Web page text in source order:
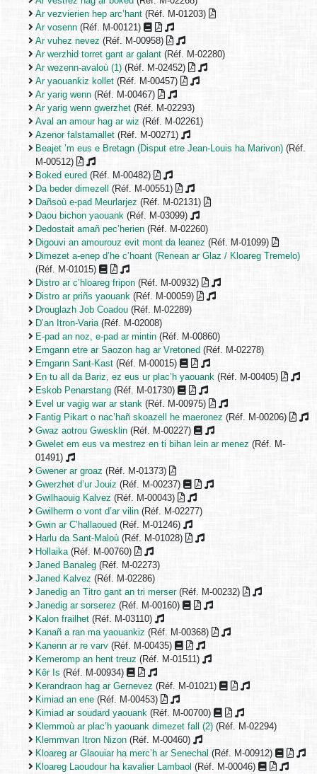
Ar vezvierien hep arc’hant (Réf. M-01203)
Ar vosenn (Réf. M-00121)
Ar vuhez nevez (Réf. M-00958)
Ar werzhid torret gant ar galant (Réf. M-02280)
Ar wezenn-avaloù (1) (Réf. M-02452)
Ar yaouankiz kollet (Réf. M-00457)
Ar yarig wenn (Réf. M-00467)
Ar yarig wenn gwerzhet (Réf. M-02293)
Aval an amour hag ar wiz (Réf. M-02261)
Azenor falstamallet (Réf. M-00271)
Beajet ’m eus e Bretagn (Disput etre Jean-Louis ha Marivon) (Réf.
M-00512)
Boked eured (Réf. M-00482)
Da beder dimezell
(Réf. M-00551)
Dañsoù e-pad Meurlarjez (Réf. M-02131)
Daou bichon yaouank (Réf. M-03099)
Dedostait amañ pec’herien (Réf. M-02260)
Digouvi an amourouz evit mont da leanez (Réf. M-01099)
Dimezet a-enep d’he c’hoant (Renean ar Glaz / Kloareg Tremelo)
(Réf. M-01015)
Distro ar c’hloareg fripon (Réf. M-00932)
Distro ar priñs yaouank (Réf. M-00059)
Drouglazh Job Coadou (Réf. M-02289)
D’an Itron-Varia(Réf. M-02008)
E-pad an noz, e-pad ar mintin (Réf. M-00860)
Emgann etre ar Saozon hag ar Vretoned (Réf. M-02278)
Emgann Sant-Kast (Réf. M-00015)
En tu all da Bariz, ez eus ur plac’h yaouank (Réf. M-00405)
Eskob Penarstang (Réf. M-01730)
Evel ur vagig war ar stank (Réf. M-00975)
Fantig Pikart o nac’hañ skoazell he maeronez (Réf. M-00206)
Gwaz aotrou Gwesklin (Réf. M-00227)
Gwelet em eus va mestrez en ti bihan lein ar menez (Réf. M-
01491)
Gwener ar groaz (Réf. M-01373)
Gwerzhet d’ur Jouiz (Réf. M-00237)
Gwilhaouig Kalvez (Réf. M-00043)
Gwilherm o vont d’ar vilin (Réf. M-02277)
Gwin ar C’hallaoued (Réf. M-01246)
Harlu da Sant-Maloù (Réf. M-01028)
Hollaika(Réf. M-00760)
Janed Banaleg (Réf. M-02273)
Janed Kalvez (Réf. M-02286)
Janedig an Titro gant an tri merser(Réf. M-00232)
Janedig ar sorserez (Réf. M-00160)
Kalon frailhet (Réf. M-03110)
Kanañ a ran ma yaouankiz (Réf. M-00368)
Kanenn ar re varv (Réf. M-00435)
Kemeromp an hent treuz (Réf. M-01511)
Kêr Is (Réf. M-00934)
Kerandraon hag ar Gernevez (Réf. M-01021)
Kimiad an ene (Réf. M-00453)
Kimiad ar soudard yaouank (Réf. M-00700)
Klemmoù ar plac’h yaouank dimezet fall (2) (Réf. M-02294)
Klemmvan Itron Nizon (Réf. M-00460)
Kloareg ar Glaouiar ha merc’h ar Senechal (Réf. M-00912)
Kloareg Laoudour ha kavalier Lambaol (Réf. M-00046)